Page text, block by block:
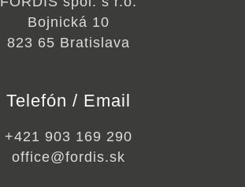
Bojnická 10
823 65 Bratislava
Telefón / Email
+421 903 169 290
office@fordis.sk